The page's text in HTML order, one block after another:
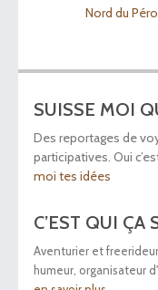
Nord du
SUISSE MOI
Des reportages de
participatives. Oui
moi tes idées
C’EST QUI ÇA
Aventurier et
humeur, organisateur